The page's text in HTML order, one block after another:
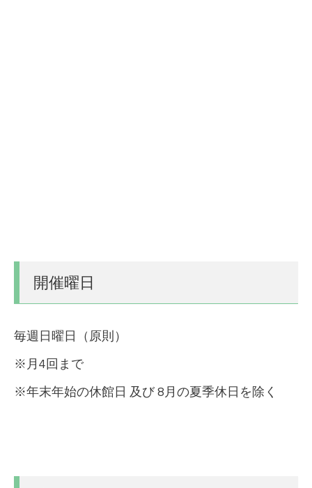
開催曜日
毎週日曜日（原則）
※月4回まで
※年末年始の休館日 及び 8月の夏季休日を除く